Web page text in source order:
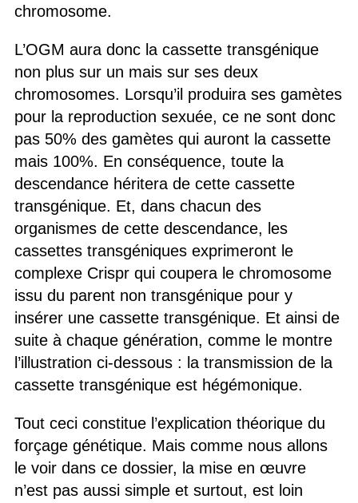
chromosome.
L’OGM aura donc la cassette transgénique
non plus sur un mais sur ses deux
chromosomes. Lorsqu’il produira ses gamètes
pour la reproduction sexuée, ce ne sont donc
pas 50% des gamètes qui auront la cassette
mais 100%. En conséquence, toute la
descendance héritera de cette cassette
transgénique. Et, dans chacun des
organismes de cette descendance, les
cassettes transgéniques exprimeront le
complexe Crispr qui coupera le chromosome
issu du parent non transgénique pour y
insérer une cassette transgénique. Et ainsi de
suite à chaque génération, comme le montre
l’illustration ci-dessous : la transmission de la
cassette transgénique est hégémonique.
Tout ceci constitue l’explication théorique du
forçage génétique. Mais comme nous allons
le voir dans ce dossier, la mise en œuvre
n’est pas aussi simple et surtout, est loin